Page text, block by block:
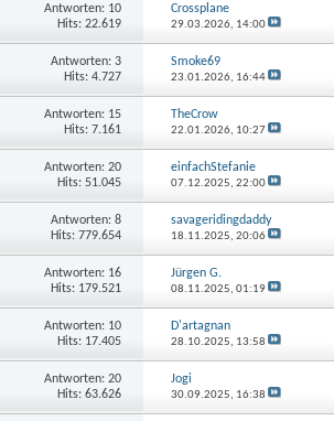
Antworten: 10
Hits: 22.619
Crossplane
29.03.2026, 14:00
Antworten: 3
Hits: 4.727
Smoke69
23.01.2026, 16:44
Antworten: 15
Hits: 7.161
TheCrow
22.01.2026, 10:27
Antworten: 20
Hits: 51.045
einfachStefanie
07.12.2025, 22:00
Antworten: 8
Hits: 779.654
savageridingdaddy
18.11.2025, 20:06
Antworten: 16
Hits: 179.521
Jürgen G.
08.11.2025, 01:19
Antworten: 10
Hits: 17.405
D'artagnan
28.10.2025, 13:58
Antworten: 20
Hits: 63.626
Jogi
30.09.2025, 16:38